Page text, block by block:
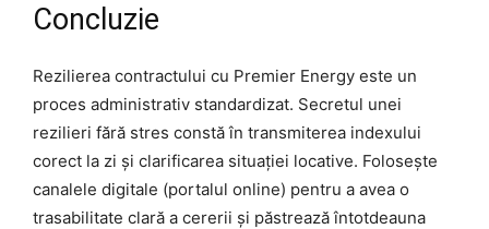
Concluzie
Rezilierea contractului cu Premier Energy este un
proces administrativ standardizat. Secretul unei
rezilieri fără stres constă în transmiterea indexului
corect la zi și clarificarea situației locative. Folosește
canalele digitale (portalul online) pentru a avea o
trasabilitate clară a cererii și păstrează întotdeauna